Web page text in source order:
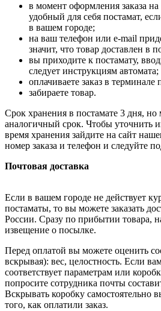
в момент оформления заказа
удобный для себя постамат,
в вашем городе;
на ваш телефон или e-mail
значит, что товар доставлен в
вы приходите к постамату,
следует инструкциям автомата;
оплачиваете заказ в терминале
забираете товар.
Срок хранения в постамате 3 дня,
аналогичный срок. Чтобы уточнить
время хранения зайдите на сайт
номер заказа и телефон и следуйте
Почтовая доставка
Если в вашем городе не действует
постаматы, то вы можете заказать
России. Сразу по прибытии товара,
извещение о посылке.
Перед оплатой вы можете оценить
вскрывая): вес, целостность. Если
соответствует параметрам или
попросите сотрудника почты
Вскрывать коробку самостоятельно
того, как оплатили заказ.